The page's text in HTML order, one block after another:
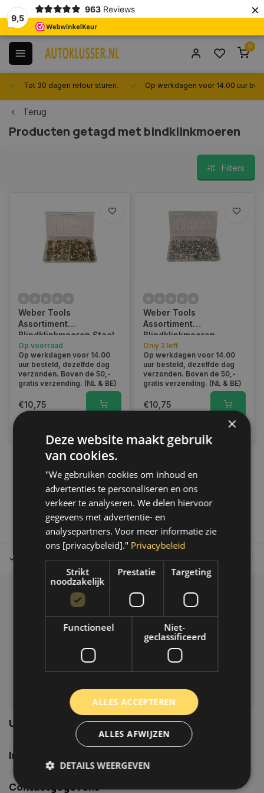
9,5
963 Reviews ×
0
Tot 30 dagen retour sturen. Op werkdagen voor 14.00 uur
Terug
Producten getagd met bindklinkmoeren
Filters
Weber Tools
Assortiment
Blindklinkmoeren Staal
150 pcs FD-1030
Op voorraad
Op werkdagen voor 14.00
uur besteld, dezelfde dag
verzonden. Boven de 50,-
gratis verzending. (NL & BE)
€10,75
Weber Tools
Assortiment
Blindklinkmoeren
Aluminium 150 pcs FD
1040
Only 3 left
Op werkdagen voor 14.00
uur besteld, dezelfde dag
verzonden. Boven de 50,-
gratis verzending. (NL & BE)
€10,75
1
Tot 30 dagen retour sturen. Op werkdagen voor 14.00 uur
Klantenservice
Veelgestelde vragen
06-39119169
info@autoklusser.nl
Usefull links
Informatie
Contactgegevens
×
Deze website maakt gebruik
van cookies.
"We gebruiken cookies om inhoud en
advertenties te personaliseren en ons
verkeer te analyseren. We delen hiervoor
gegevens met advertentie- en
analysepartners. Voor meer informatie zie
ons [privacybeleid]." Privacybeleid
Strikt
noodzakelijk
Prestatie Targeting
Functioneel
Niet-
geclassificeerd
ALLES ACCEPTEREN
ALLES AFWIJZEN
DETAILS WEERGEVEN